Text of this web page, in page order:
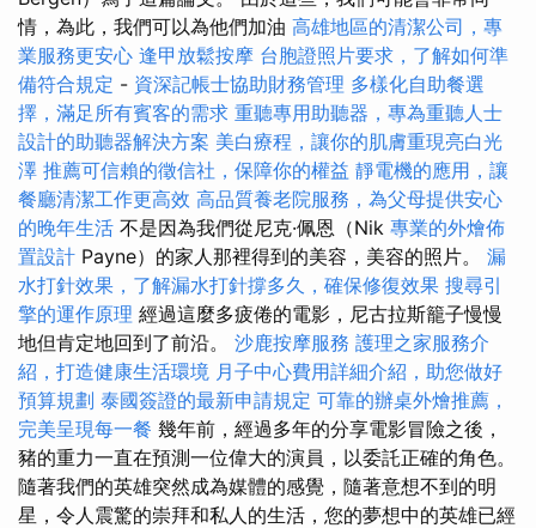
情，為此，我們可以為他們加油 高雄地區的清潔公司，專
業服務更安心 逢甲放鬆按摩 台胞證照片要求，了解如何準
備符合規定 - 資深記帳士協助財務管理 多樣化自助餐選
擇，滿足所有賓客的需求 重聽專用助聽器，專為重聽人士
設計的助聽器解決方案 美白療程，讓你的肌膚重現亮白光
澤 推薦可信賴的徵信社，保障你的權益 靜電機的應用，讓
餐廳清潔工作更高效 高品質養老院服務，為父母提供安心
的晚年生活 不是因為我們從尼克·佩恩（Nik 專業的外燴佈
置設計 Payne）的家人那裡得到的美容，美容的照片。 漏
水打針效果，了解漏水打針撐多久，確保修復效果 搜尋引
擎的運作原理 經過這麼多疲倦的電影，尼古拉斯籠子慢慢
地但肯定地回到了前沿。 沙鹿按摩服務 護理之家服務介
紹，打造健康生活環境 月子中心費用詳細介紹，助您做好
預算規劃 泰國簽證的最新申請規定 可靠的辦桌外燴推薦，
完美呈現每一餐 幾年前，經過多年的分享電影冒險之後，
豬的重力一直在預測一位偉大的演員，以委託正確的角色。
隨著我們的英雄突然成為媒體的感覺，隨著意想不到的明
星，令人震驚的崇拜和私人的生活，您的夢想中的英雄已經